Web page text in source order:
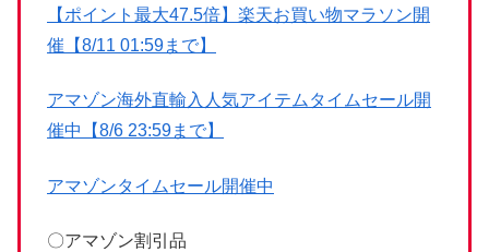
【ポイント最大47.5倍】楽天お買い物マラソン開
催【8/11 01:59まで】
アマゾン海外直輸入人気アイテムタイムセール開
催中【8/6 23:59まで】
アマゾンタイムセール開催中
〇アマゾン割引品